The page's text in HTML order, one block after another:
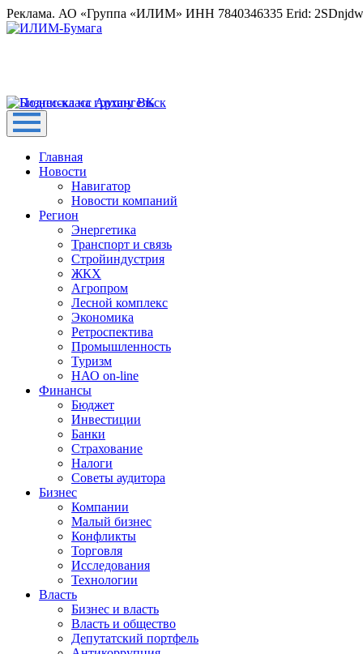
Реклама. АО «Группа «ИЛИМ» ИНН 7840346335 Erid:
Главная
Новости
Навигатор
Новости компаний
Регион
Энергетика
Транспорт и связь
Стройиндустрия
ЖКХ
Агропром
Лесной комплекс
Экономика
Ретроспектива
Промышленность
Туризм
НАО on-line
Финансы
Бюджет
Инвестиции
Банки
Страхование
Налоги
Советы аудитора
Бизнес
Компании
Малый бизнес
Конфликты
Торговля
Исследования
Технологии
Власть
Бизнес и власть
Власть и общество
Депутатский портфель